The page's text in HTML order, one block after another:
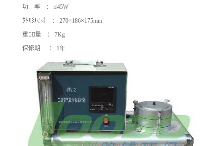
功 率 ： ≤45W
外形尺寸 ： 270×186×175mm
重量 ： 7Kg
保修期 ： 1年